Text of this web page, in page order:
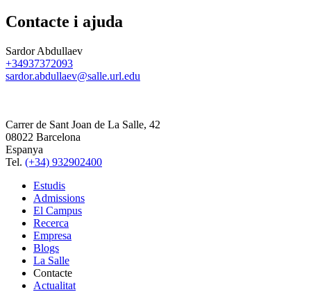
Contacte i ajuda
Sardor Abdullaev
+34937372093
sardor.abdullaev@salle.url.edu
Carrer de Sant Joan de La Salle, 42
08022 Barcelona
Espanya
Tel. (+34) 932902400
Estudis
Admissions
El Campus
Recerca
Empresa
Blogs
La Salle
Contacte
Actualitat